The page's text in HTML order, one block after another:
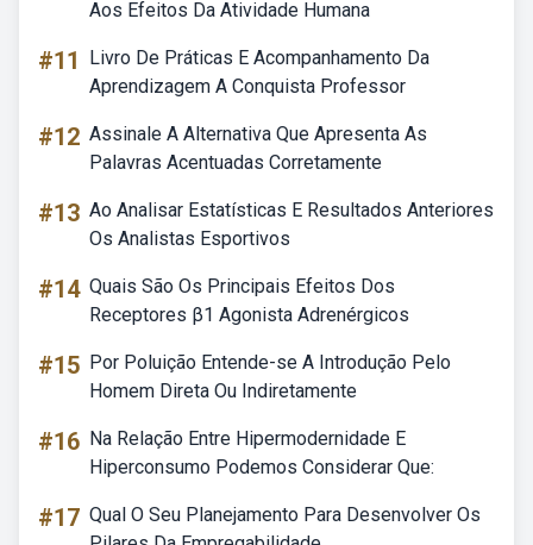
Aos Efeitos Da Atividade Humana
#11
Livro De Práticas E Acompanhamento Da
Aprendizagem A Conquista Professor
#12 Assinale A Alternativa Que Apresenta As
Palavras Acentuadas Corretamente
#13 Ao Analisar Estatísticas E Resultados Anteriores
Os Analistas Esportivos
#14 Quais São Os Principais Efeitos Dos
Receptores β1 Agonista Adrenérgicos
#15 Por Poluição Entende-se A Introdução Pelo
Homem Direta Ou Indiretamente
#16 Na Relação Entre Hipermodernidade E
Hiperconsumo Podemos Considerar Que:
#17 Qual O Seu Planejamento Para Desenvolver Os